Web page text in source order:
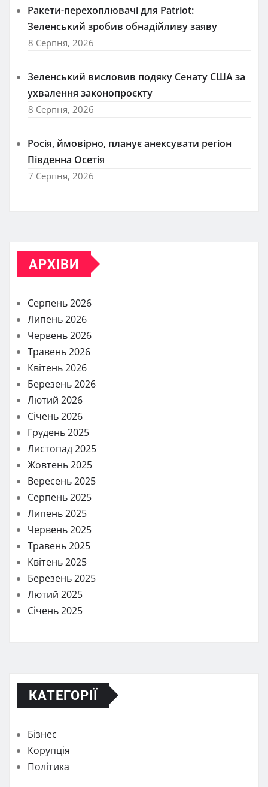
Ракети-перехоплювачі для Patriot:
Зеленський зробив обнадійливу заяву
8 Серпня, 2026
Зеленський висловив подяку Сенату США за
ухвалення законопроєкту
8 Серпня, 2026
Росія, ймовірно, планує анексувати регіон
Південна Осетія
7 Серпня, 2026
АРХІВИ
Серпень 2026
Липень 2026
Червень 2026
Травень 2026
Квітень 2026
Березень 2026
Лютий 2026
Січень 2026
Грудень 2025
Листопад 2025
Жовтень 2025
Вересень 2025
Серпень 2025
Липень 2025
Червень 2025
Травень 2025
Квітень 2025
Березень 2025
Лютий 2025
Січень 2025
КАТЕГОРІЇ
Бізнес
Корупція
Політика